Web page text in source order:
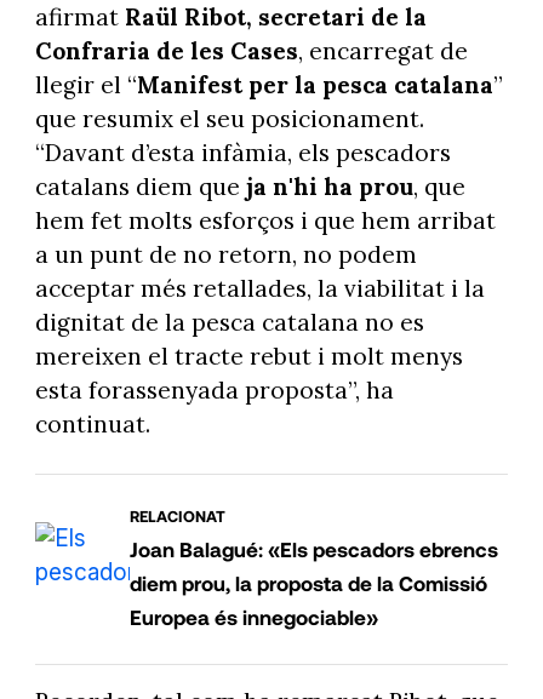
afirmat Raül Ribot, secretari de la
Confraria de les Cases, encarregat de
llegir el “Manifest per la pesca catalana”
que resumix el seu posicionament.
“Davant d’esta infàmia, els pescadors
catalans diem que ja n'hi ha prou, que
hem fet molts esforços i que hem arribat
a un punt de no retorn, no podem
acceptar més retallades, la viabilitat i la
dignitat de la pesca catalana no es
mereixen el tracte rebut i molt menys
esta forassenyada proposta”, ha
continuat.
RELACIONAT
Joan Balagué: «Els pescadors ebrencs
diem prou, la proposta de la Comissió
Europea és innegociable»